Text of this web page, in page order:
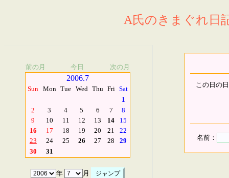
A氏のきまぐれ日
前の月 今日 次の月
2006.7
Sun Mon Tue Wed Thu Fri Sat
1
2
3 4 5 6 7
8
9
10 11 12 13 14
15
16
17 18 19 20 21
22
23
24 25 26 27 28
29
30
31
年 月
この日の
名前：